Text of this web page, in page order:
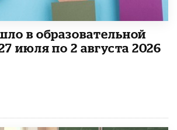
в образовательной
июля по 2 августа 2026